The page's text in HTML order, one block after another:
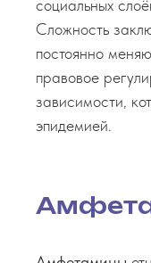
социальных
Сложность
постоянно
правовое
зависимости,
эпидемией.